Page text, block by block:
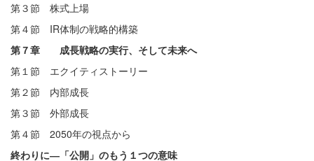
第３節 株式上場
第４節 IR体制の戦略的構築
第７章 成長戦略の実行、そして未来へ
第１節 エクイティストーリー
第２節 内部成長
第３節 外部成長
第４節 2050年の視点から
終わりに―「公開」のもう１つの意味